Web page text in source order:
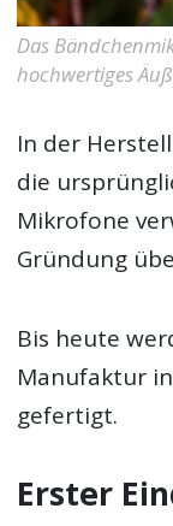
Das
hochwertiges
In der
die
Mikrofone
Gründung
Bis heute
Manufaktur
gefertigt.
Erster